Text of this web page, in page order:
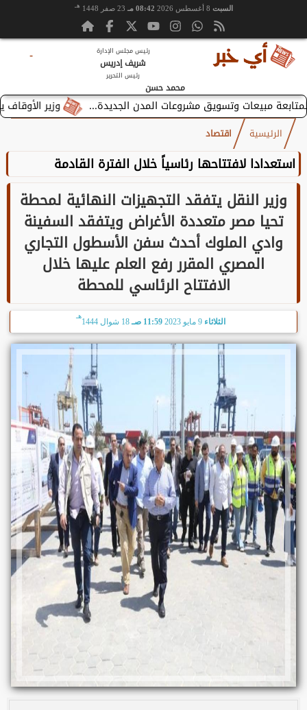
السبت 08:42 مـ 23 صفر 1448 هـ
رئيس مجلس الإدارة
شريف إدريس
رئيس التحرير
محمد حسن
-
وزير الأوقاف يستقبل
الرئيسية اقتصاد
استعدادا لافتتاحها رئاسياً خلال الفترة القادمة
وزير النقل يتفقد التجهيزات النهائية لمحطة
تحيا مصر متعددة الأغراض ويتفقد السفينة
وادي الملوك أحدث سفن الأسطول التجاري
المصري المقرر رفع العلم عليها خلال
الافتتاح الرئاسي للمحطة
الثلاثاء 11:59 صـ 18 شوال 1444
هـ